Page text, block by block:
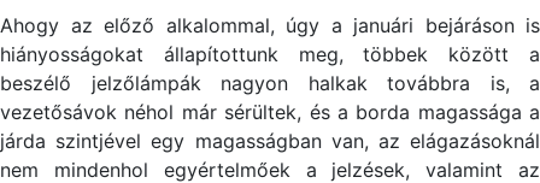
Ahogy az előző alkalommal, úgy a januári bejáráson is
hiányosságokat állapítottunk meg, többek között a
beszélő jelzőlámpák nagyon halkak továbbra is, a
vezetősávok néhol már sérültek, és a borda magassága a
járda szintjével egy magasságban van, az elágazásoknál
nem mindenhol egyértelmőek a jelzések, valamint az